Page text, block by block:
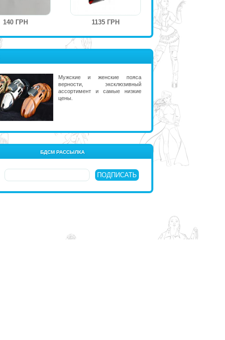
140 ГРН 1135 ГРН
Мужские и женские пояса
верности, эксклюзивный
ассортимент и самые низкие
цены.
БДСМ РАССЫЛКА